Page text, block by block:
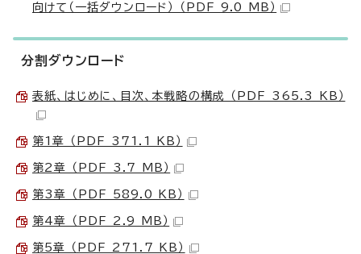
向けて（一括ダウンロード） （PDF 9.0 MB）
分割ダウンロード
表紙、はじめに、目次、本戦略の構成 （PDF 365.3 KB）
第1章 （PDF 371.1 KB）
第2章 （PDF 3.7 MB）
第3章 （PDF 589.0 KB）
第4章 （PDF 2.9 MB）
第5章 （PDF 271.7 KB）